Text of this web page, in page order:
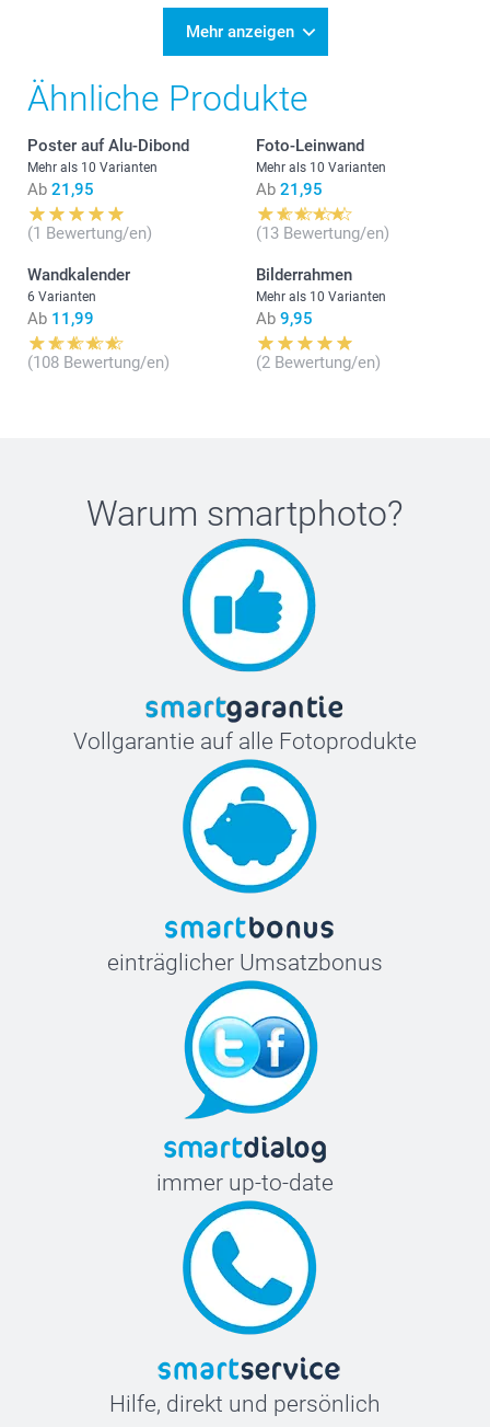
Mehr anzeigen
Ähnliche Produkte
Poster auf Alu-Dibond
Mehr als 10 Varianten
Ab 21,95
(1 Bewertung/en)
Foto-Leinwand
Mehr als 10 Varianten
Ab 21,95
(13 Bewertung/en)
Wandkalender
6 Varianten
Ab 11,99
(108 Bewertung/en)
Bilderrahmen
Mehr als 10 Varianten
Ab 9,95
(2 Bewertung/en)
Warum smartphoto?
Vollgarantie auf alle Fotoprodukte
einträglicher Umsatzbonus
immer up-to-date
Hilfe, direkt und persönlich